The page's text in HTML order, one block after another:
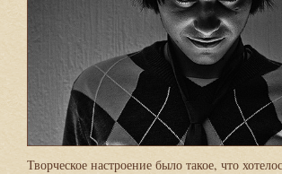
Творческое настроение было такое, что